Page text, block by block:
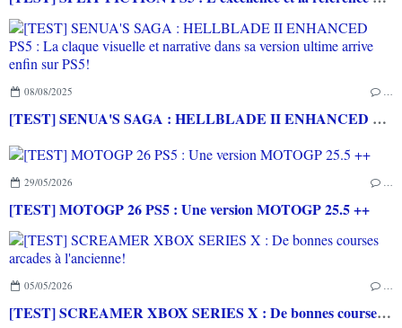
08/08/2025 …
[TEST] SENUA'S SAGA : HELLBLADE II ENHANCED PS5 : La claque visuelle et narrative dans sa version ultime arrive enfin sur PS5!
29/05/2026 …
[TEST] MOTOGP 26 PS5 : Une version MOTOGP 25.5 ++
05/05/2026 …
[TEST] SCREAMER XBOX SERIES X : De bonnes courses arcades à l'ancienne!